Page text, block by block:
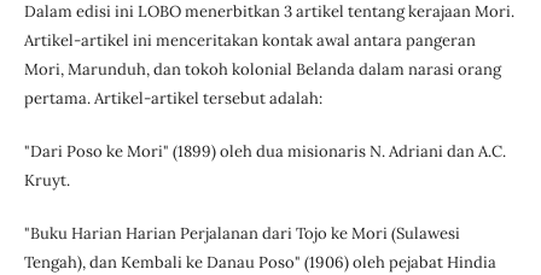
Dalam edisi ini LOBO menerbitkan 3 artikel tentang kerajaan Mori.
Artikel-artikel ini menceritakan kontak awal antara pangeran
Mori, Marunduh, dan tokoh kolonial Belanda dalam narasi orang
pertama. Artikel-artikel tersebut adalah:
"Dari Poso ke Mori" (1899) oleh dua misionaris N. Adriani dan A.C.
Kruyt.
"Buku Harian Harian Perjalanan dari Tojo ke Mori (Sulawesi
Tengah), dan Kembali ke Danau Poso" (1906) oleh pejabat Hindia